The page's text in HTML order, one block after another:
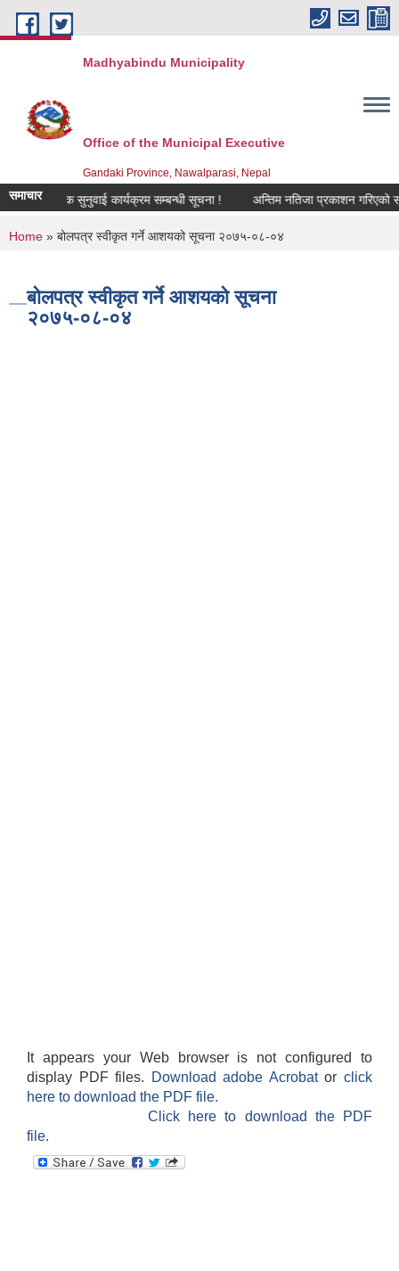
Skip to main content
Madhyabindu Municipality
Office of the Municipal Executive
Gandaki Province, Nawalparasi, Nepal
समाचार
सार्वजनिक सुनुवाई कार्यक्रम सम्बन्धी सूचना ! अन्तिम नतिजा प्रकाशन गरिएको
You are here
Home » बोलपत्र स्वीकृत गर्ने आशयको सूचना २०७५-०८-०४
बोलपत्र स्वीकृत गर्ने आशयको सूचना
२०७५-०८-०४
It appears your Web browser is not configured to
display PDF files.
Download adobe Acrobatorclick
here to download the PDF file.
Click here to download the PDF
file.